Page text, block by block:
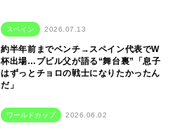
スペイン 2026.07.13
約半年前までベンチ→スペイン代表でW
杯出場…プビル父が語る“舞台裏”「息子
はずっとチョロの戦士になりたかったん
だ」
ワールドカップ 2026.06.02